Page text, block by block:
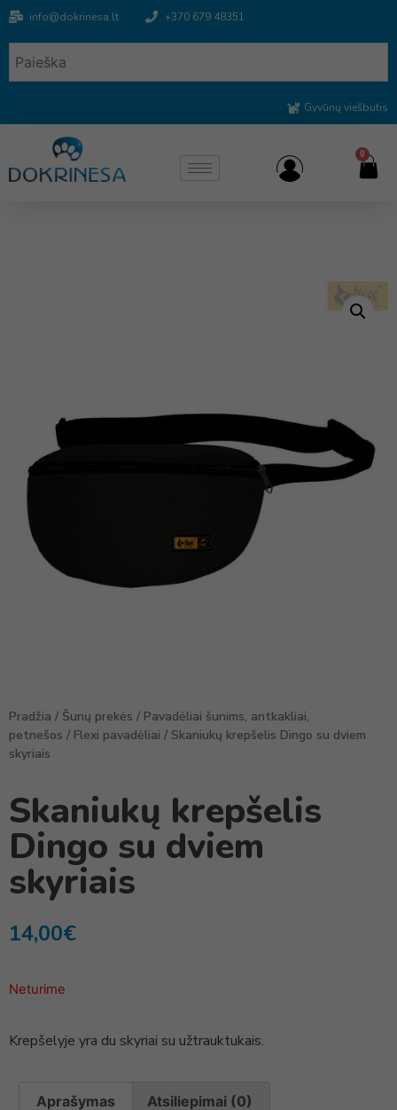
info@dokrinesa.lt +370 679 48351
Gyvūnų viešbutis
0
Pradžia / Šunų prekės / Pavadėliai šunims, antkakliai,
petnešos / Flexi pavadėliai / Skaniukų krepšelis Dingo su dviem
skyriais
Skaniukų krepšelis
Dingo su dviem
skyriais
14,00€
Neturime
Krepšelyje yra du skyriai su užtrauktukais.
Aprašymas Atsiliepimai (0)